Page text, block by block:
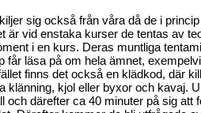
sig också från våra då de i
är vid enstaka kurser de tentas av
i en kurs. Deras muntliga
får läsa på om hela ämnet,
finns det också en klädkod, där
klänning, kjol eller byxor och kavaj.
och därefter ca 40 minuter på sig att